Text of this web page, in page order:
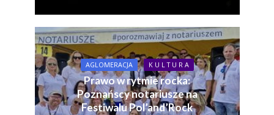
AGLOMERACJA K U L T U R A
Prawo w rytmie rocka:
Poznańscy notariusze na
Festiwalu Pol’and’Rock